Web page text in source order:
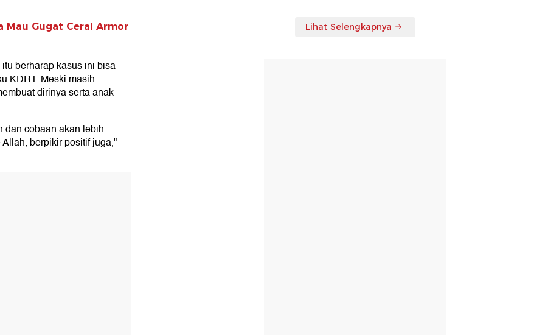
Mau Gugat Cerai Armor
berharap kasus ini bisa
KDRT. Meski masih
dirinya serta anak-
dan cobaan akan lebih
berpikir positif juga,"
Lihat Selengkapnya